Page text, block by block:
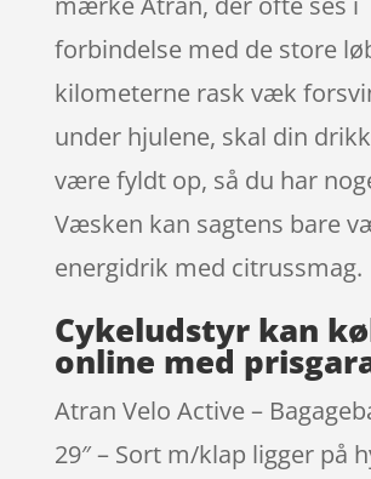
forbindelse med de store
kilometerne rask væk
under hjulene, skal din
være fyldt op, så du har
Væsken kan sagtens bare
energidrik med citrussmag.
Cykeludstyr kan
online med
Atran Velo Active –
29″ – Sort m/klap ligger på